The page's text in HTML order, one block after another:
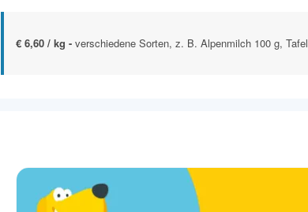
€ 6,60 / kg - verschiedene Sorten, z. B. Alpenmilch 100 g, Tafel